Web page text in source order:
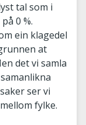
tal som i
0 %.
ein klagedel
at
det vi samla
ser vi
fylke.